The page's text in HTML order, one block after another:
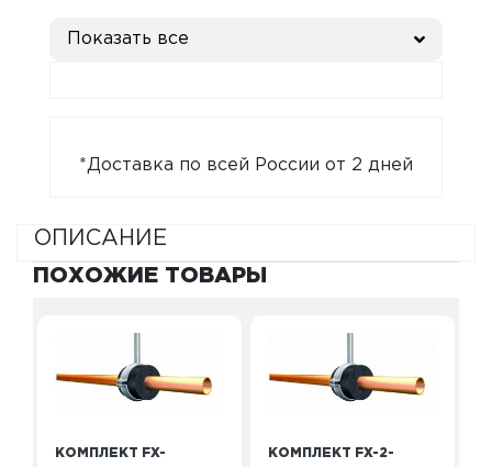
Показать все
*Доставка по всей России от 2 дней
ОПИСАНИЕ
ПОХОЖИЕ ТОВАРЫ
КОМПЛЕКТ FX-
КОМПЛЕКТ FX-2-